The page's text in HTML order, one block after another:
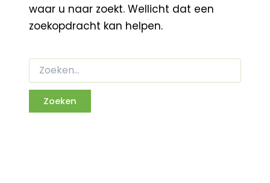
waar u naar zoekt. Wellicht dat een
zoekopdracht kan helpen.